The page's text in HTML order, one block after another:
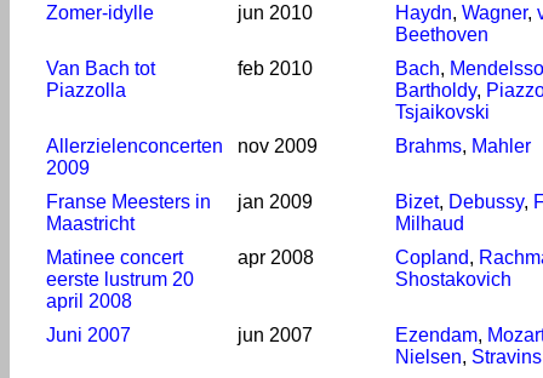
Zomer-idylle jun 2010 Haydn, Wagner,
Beethoven
Van Bach tot
Piazzolla
feb 2010 Bach,
Bartholdy,
Tsjaikovski
Allerzielenconcerten
2009
nov 2009 Brahms, Mahler
Franse Meesters in
Maastricht
jan 2009 Bizet, Debussy,
Milhaud
Matinee concert
eerste lustrum 20
april 2008
apr 2008 Copland,
Shostakovich
Juni 2007 jun 2007 Ezendam,
Nielsen,